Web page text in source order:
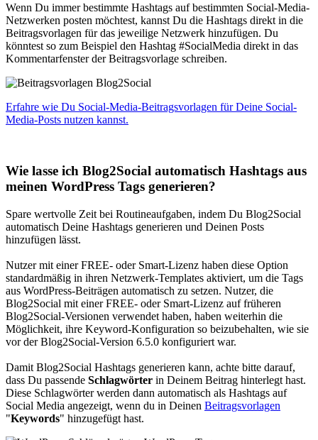
Wenn Du immer bestimmte Hashtags auf bestimmten Social-Media-
Netzwerken posten möchtest, kannst Du die Hashtags direkt in die
Beitragsvorlagen für das jeweilige Netzwerk hinzufügen. Du
könntest so zum Beispiel den Hashtag #SocialMedia direkt in das
Kommentarfenster der Beitragsvorlage schreiben.
Erfahre wie Du Social-Media-Beitragsvorlagen für Deine Social-
Media-Posts nutzen kannst.
Wie lasse ich Blog2Social automatisch Hashtags aus
meinen WordPress Tags generieren?
Spare wertvolle Zeit bei Routineaufgaben, indem Du Blog2Social
automatisch Deine Hashtags generieren und Deinen Posts
hinzufügen lässt.
Nutzer mit einer FREE- oder Smart-Lizenz haben diese Option
standardmäßig in ihren Netzwerk-Templates aktiviert, um die Tags
aus WordPress-Beiträgen automatisch zu setzen. Nutzer, die
Blog2Social mit einer FREE- oder Smart-Lizenz auf früheren
Blog2Social-Versionen verwendet haben, haben weiterhin die
Möglichkeit, ihre Keyword-Konfiguration so beizubehalten, wie sie
vor der Blog2Social-Version 6.5.0 konfiguriert war.
Damit Blog2Social Hashtags generieren kann, achte bitte darauf,
dass Du passende Schlagwörter in Deinem Beitrag hinterlegt hast.
Diese Schlagwörter werden dann automatisch als Hashtags auf
Social Media angezeigt, wenn du in Deinen Beitragsvorlagen
"Keywords" hinzugefügt hast.